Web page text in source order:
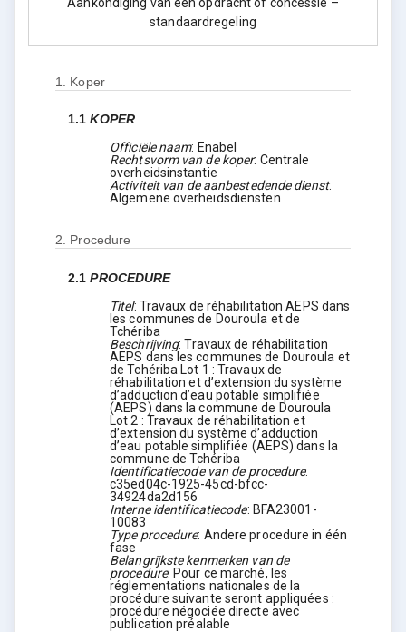
standaardregeling
1. Koper
1.1KOPER
Officiële naam: Enabel
Rechtsvorm van de koper: Centrale
overheidsinstantie
Activiteit van de aanbestedende dienst:
Algemene overheidsdiensten
2. Procedure
2.1PROCEDURE
Titel: Travaux de réhabilitation AEPS dans
les communes de Douroula et de
Tchériba
Beschrijving:Travaux de réhabilitation
AEPS dans les communes de Douroula et
de Tchériba Lot 1 : Travaux de
réhabilitation et d’extension du système
d’adduction d’eau potable simplifiée
(AEPS) dans la commune de Douroula
Lot 2 : Travaux de réhabilitation et
d’extension du système d’adduction
d’eau potable simplifiée (AEPS) dans la
commune de Tchériba
Identificatiecode van de procedure:
c35ed04c-1925-45cd-bfcc-
34924da2d156
Interne identificatiecode: BFA23001-
10083
Type procedure: Andere procedure in één
fase
Belangrijkste kenmerken van de
procedure:Pour ce marché, les
réglementations nationales de la
procédure suivante seront appliquées :
procédure négociée directe avec
publication préalable